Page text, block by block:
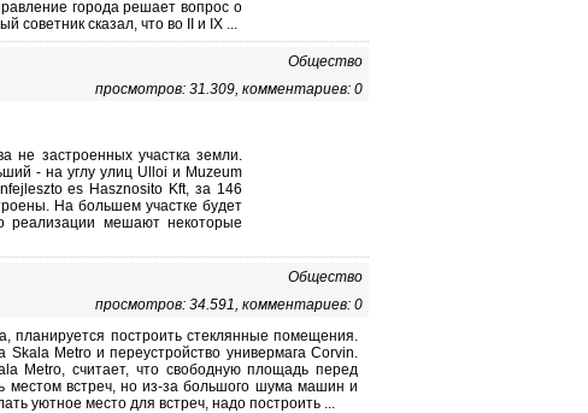
города решает вопрос о
советник сказал, что во II и IX ...
Общество
просмотров: 31.309, комментариев: 0
не застроенных участка земли.
- на углу улиц Ulloi и Muzeum
es Hasznosito Kft, за 146
На большем участке будет
реализации мешают некоторые
Общество
просмотров: 34.591, комментариев: 0
планируется построить стеклянные помещения.
Metro и переустройство универмага Corvin.
Metro, считает, что свободную площадь перед
местом встреч, но из-за большого шума машин и
уютное место для встреч, надо построить ...